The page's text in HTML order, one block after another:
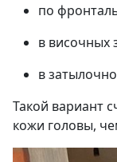
по
в височных
в
Такой вариант
кожи головы,